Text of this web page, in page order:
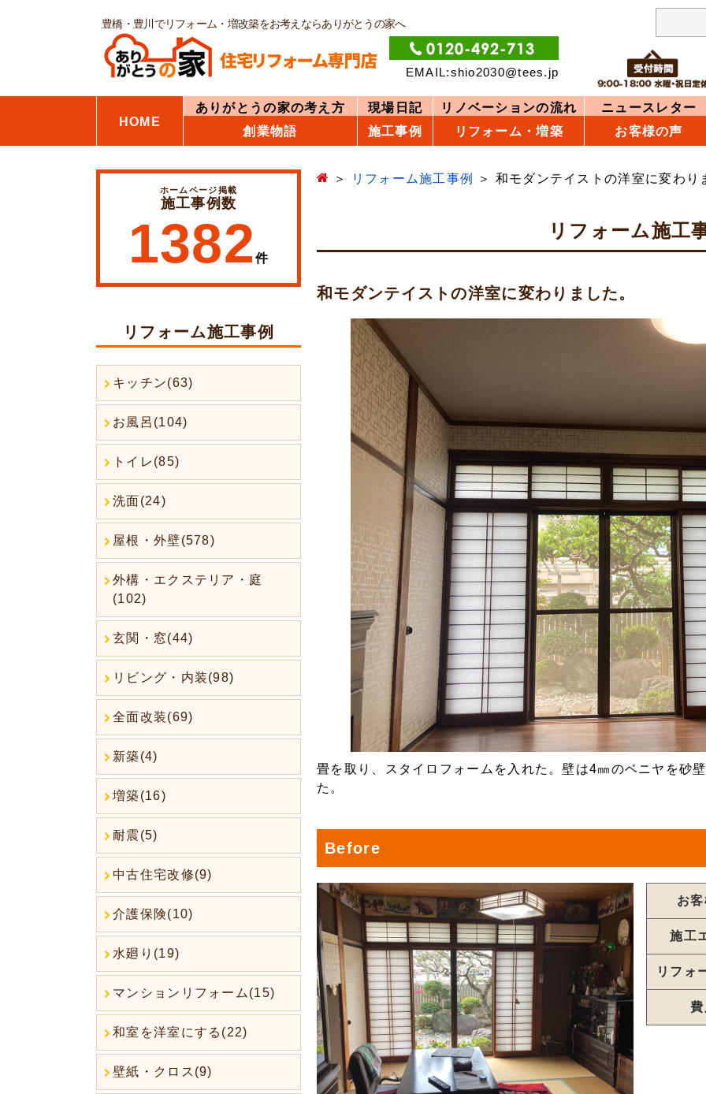
豊橋・豊川でリフォーム・増改築をお考えならありがとうの家へ
EMAIL:shio2030@tees.jp
HOME
ありがとうの家の考え方 現場日記 リノベーションの流れ
ニュースレター
創業物語
施工事例 リフォーム・増築 お客様の声
リフォーム施工事例 和モダンテイストの洋室に変わり
リフォーム施工
和モダンテイストの洋室に変わりました。
畳を取り、スタイロフォームを入れた。壁は4㎜のベニヤを砂
た。
Before
お
施工
リフォ
ホームページ掲載
施工事例数
1382件
リフォーム施工事例
キッチン(63)
お風呂(104)
トイレ(85)
洗面(24)
屋根・外壁(578)
外構・エクステリア・庭
(102)
玄関・窓(44)
リビング・内装(98)
全面改装(69)
新築(4)
増築(16)
耐震(5)
中古住宅改修(9)
介護保険(10)
水廻り(19)
マンションリフォーム(15)
和室を洋室にする(22)
壁紙・クロス(9)